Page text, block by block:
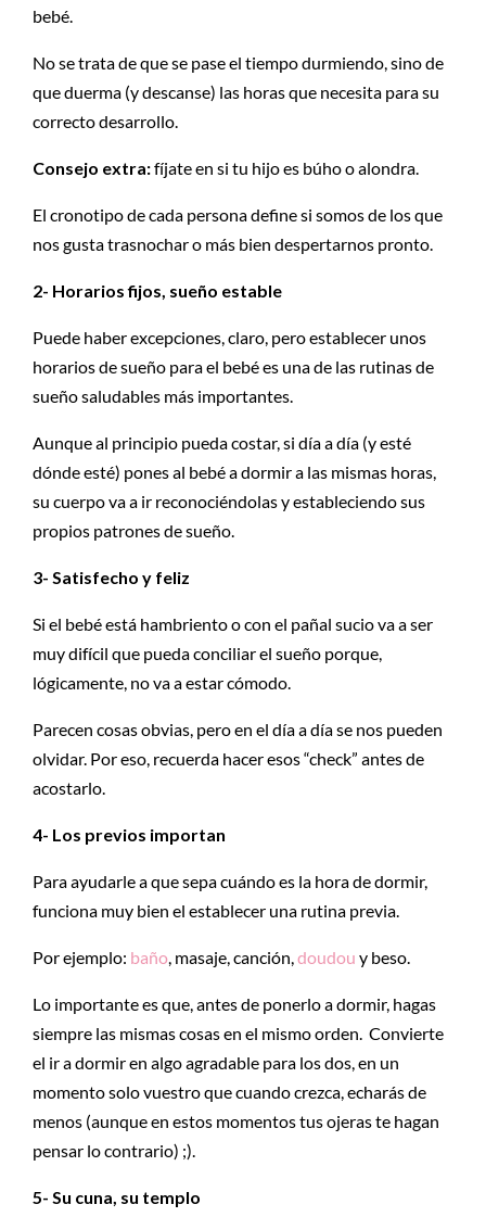
bebé.
No se trata de que se pase el tiempo durmiendo, sino de
que duerma (y descanse) las horas que necesita para su
correcto desarrollo.
Consejo extra:fíjate en si tu hijo es búho o alondra.
El cronotipo de cada persona define si somos de los que
nos gusta trasnochar o más bien despertarnos pronto.
2- Horarios fijos, sueño estable
Puede haber excepciones, claro, pero establecer unos
horarios de sueño para el bebé es una de las rutinas de
sueño saludables más importantes.
Aunque al principio pueda costar, si día a día (y esté
dónde esté) pones al bebé a dormir a las mismas horas,
su cuerpo va a ir reconociéndolas y estableciendo sus
propios patrones de sueño.
3- Satisfecho y feliz
Si el bebé está hambriento o con el pañal sucio va a ser
muy difícil que pueda conciliar el sueño porque,
lógicamente, no va a estar cómodo.
Parecen cosas obvias, pero en el día a día se nos pueden
olvidar. Por eso, recuerda hacer esos “check” antes de
acostarlo.
4- Los previos importan
Para ayudarle a que sepa cuándo es la hora de dormir,
funciona muy bien el establecer una rutina previa.
Por ejemplo: baño, masaje, canción,doudou y beso.
Lo importante es que, antes de ponerlo a dormir, hagas
siempre las mismas cosas en el mismo orden. Convierte
el ir a dormir en algo agradable para los dos, en un
momento solo vuestro que cuando crezca, echarás de
menos (aunque en estos momentos tus ojeras te hagan
pensar lo contrario) ;).
5- Su cuna, su templo